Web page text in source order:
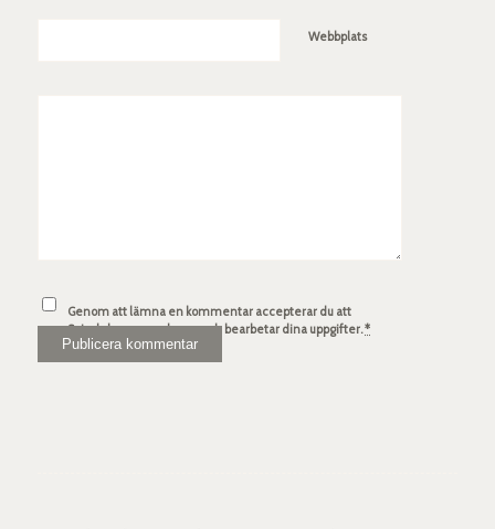
Webbplats
Genom att lämna en kommentar accepterar du att
Spindelsven.com lagrar och bearbetar dina uppgifter.*